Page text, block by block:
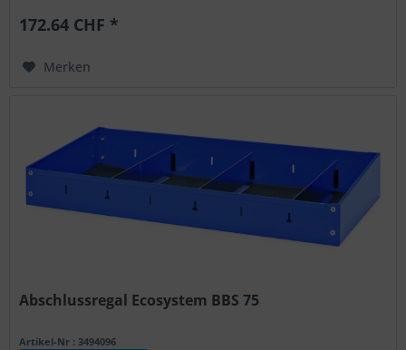
172.64 CHF *
Merken
Abschlussregal Ecosystem BBS 75
Artikel-Nr : 3494096